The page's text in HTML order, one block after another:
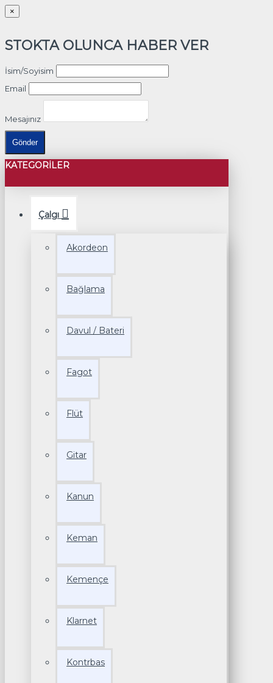
×
STOKTA OLUNCA HABER VER
İsim/Soyisim
Email
Mesajınız
Gönder
KATEGORILER
Çalgı
Akordeon
Bağlama
Davul / Bateri
Fagot
Flüt
Gitar
Kanun
Keman
Kemençe
Klarnet
Kontrbas